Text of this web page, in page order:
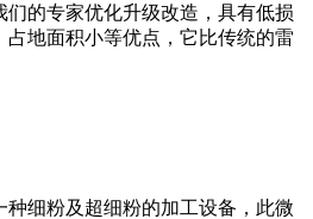
们的专家优化升级改造，具有低损
占地面积小等优点，它比传统的雷
种细粉及超细粉的加工设备，此微